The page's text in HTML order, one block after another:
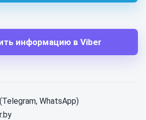
информацию в Viber
WhatsApp)